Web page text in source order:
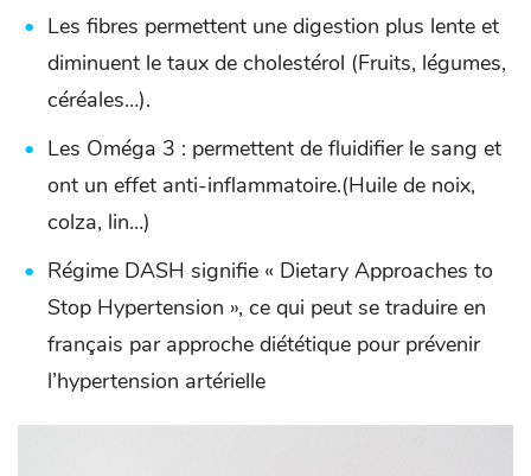
Les fibres permettent une digestion plus lente et
diminuent le taux de cholestérol (Fruits, légumes,
céréales…).
Les Oméga 3 : permettent de fluidifier le sang et
ont un effet anti-inflammatoire.(Huile de noix,
colza, lin…)
Régime DASH signifie « Dietary Approaches to
Stop Hypertension », ce qui peut se traduire en
français par approche diététique pour prévenir
l’hypertension artérielle